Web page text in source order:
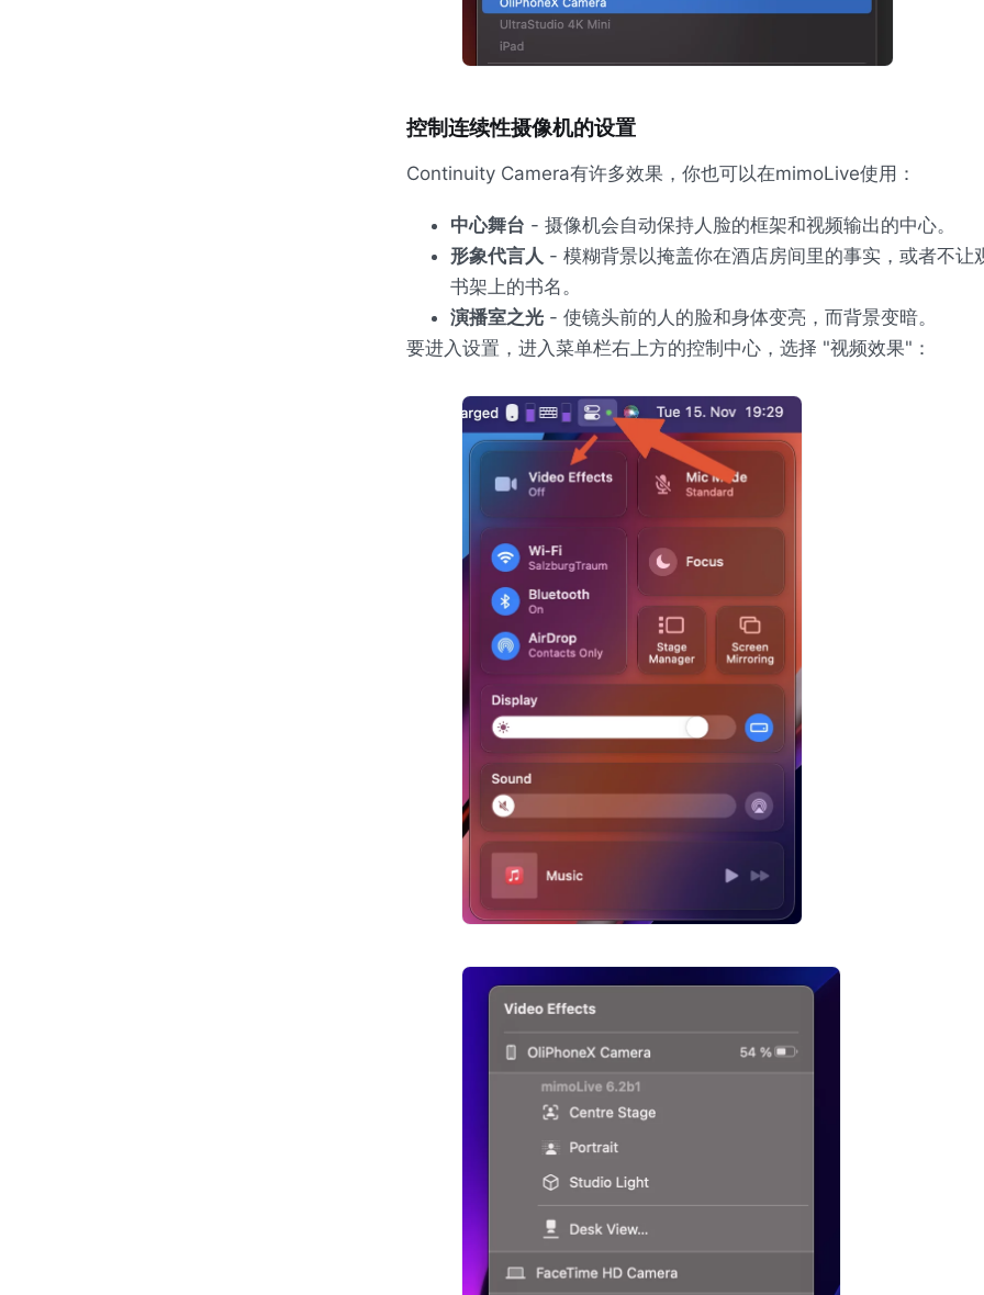
控制连续性摄像机的设置
Continuity Camera有许多效果，你也可以在mimoLive使用：
中心舞台 - 摄像机会自动保持人脸的框架和视频输出的中心。
形象代言人 - 模糊背景以掩盖你在酒店房间里的事实，或者不让
书架上的书名。
演播室之光 - 使镜头前的人的脸和身体变亮，而背景变暗。
要进入设置，进入菜单栏右上方的控制中心，选择 "视频效果"：